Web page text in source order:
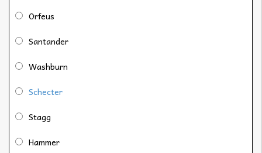
Orfeus
Santander
Washburn
Schecter
Stagg
Hammer